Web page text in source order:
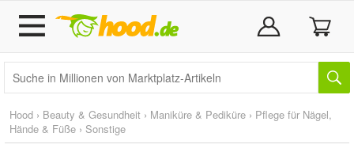
Hood › Beauty & Gesundheit › Maniküre & Pediküre › Pflege für Nägel,
Hände & Füße › Sonstige